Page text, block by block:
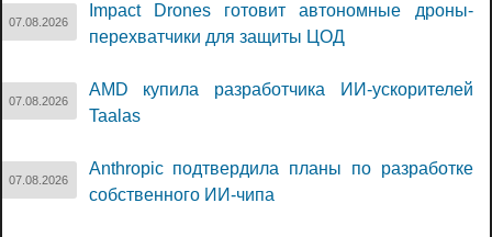
07.08.2026
Impact Drones готовит автономные дроны-
перехватчики для защиты ЦОД
07.08.2026
AMD купила разработчика ИИ-ускорителей
Taalas
07.08.2026
Anthropic подтвердила планы по разработке
собственного ИИ-чипа